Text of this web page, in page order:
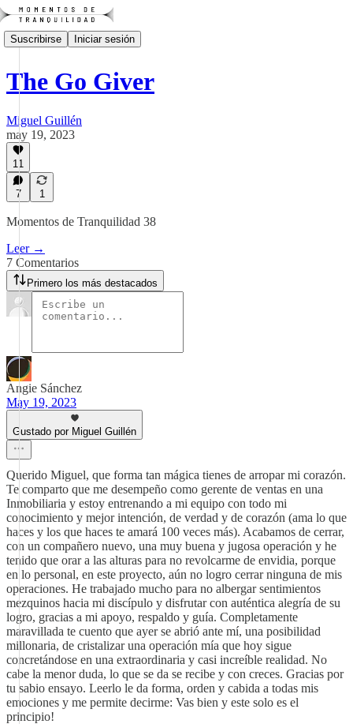
Suscribirse Iniciar sesión
The Go Giver
Miguel Guillén
may 19, 2023
11
7 1
Momentos de Tranquilidad 38
Leer →
7 Comentarios
Primero los más destacados
Angie Sánchez
May 19, 2023
Gustado por Miguel Guillén
Querido Miguel, que forma tan mágica tienes de arropar mi corazón.
Te comparto que me desempeño como gerente de ventas en una
Inmobiliaria y estoy entrenando a mi equipo con todo mi
conocimiento y mejor intención, de verdad y de corazón (ama lo que
haces y los que haces te amará 100 veces más). Acabamos de cerrar,
con un compañero nuevo, una muy buena y jugosa operación y he
tenido que orar a las alturas para no revolcarme de envidia, porque
en lo personal, en este proyecto, aún no logro cerrar ninguna de mis
operaciones. He trabajado mucho para no albergar sentimientos
mezquinos hacia mi discípulo y disfrutar con auténtica alegría de su
logro, gracias a mi apoyo, respaldo y guía. Completamente
maravillada te cuento que ayer se abrió ante mí, una posibilidad
millonaria, de cristalizar una operación mía que hoy sigue
concretándose en una extraordinaria y casi increíble realidad. No
cabe la menor duda, lo que se da se recibe y con creces. Gracias por
tu sabio ensayo. Leerlo le da forma, orden y cabida a todas mis
emociones y me permite decirme: Vas bien y este solo es el
principio!